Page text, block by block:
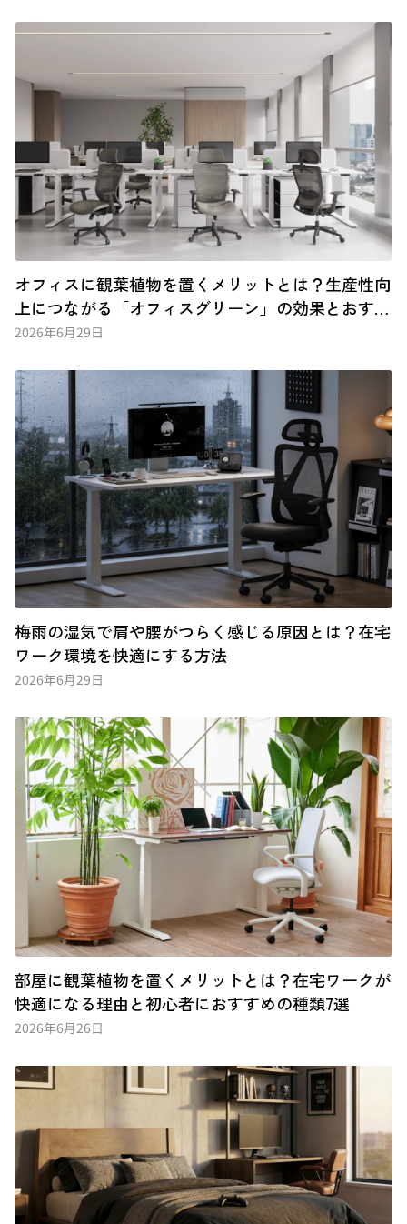
オフィスに観葉植物を置くメリットとは？生産性向
上につながる「オフィスグリーン」の効果とおすす
めの種類
2026年6月29日
梅雨の湿気で肩や腰がつらく感じる原因とは？在宅
ワーク環境を快適にする方法
2026年6月29日
部屋に観葉植物を置くメリットとは？在宅ワークが
快適になる理由と初心者におすすめの種類7選
2026年6月26日